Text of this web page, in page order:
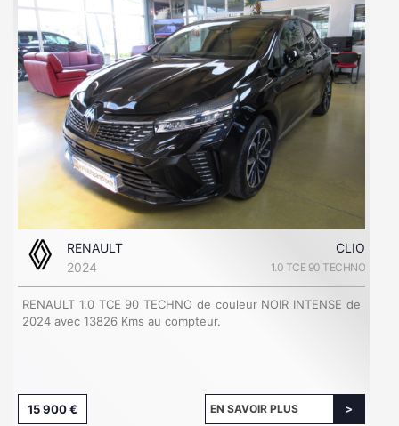
RENAULT
CLIO
2024
1.0 TCE 90 TECHNO
RENAULT 1.0 TCE 90 TECHNO de couleur NOIR INTENSE de
2024 avec 13826 Kms au compteur.
15 900 € EN SAVOIR PLUS